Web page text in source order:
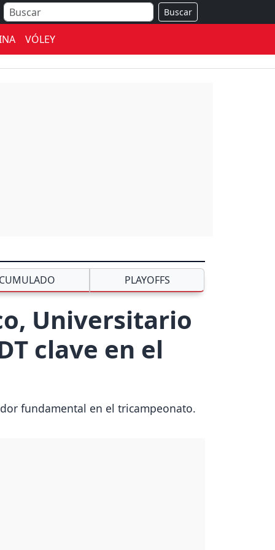
Buscar
VÓLEY
PLAYOFFS
Universitario
clave en el
fundamental en el tricampeonato.